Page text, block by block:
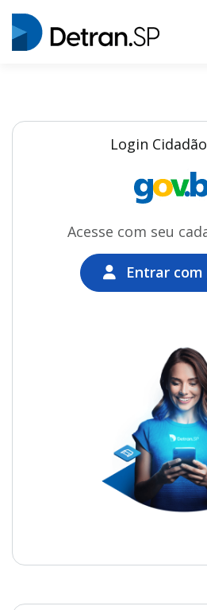
Login
Acesse com seu
Entrar com